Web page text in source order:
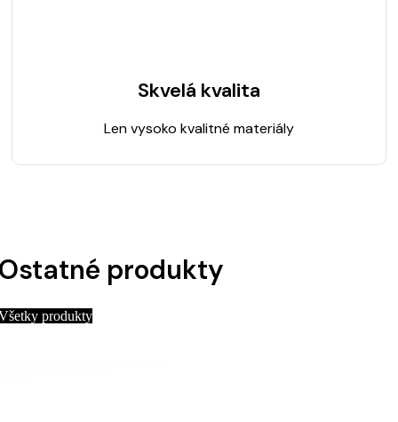
Skvelá kvalita
Len vysoko kvalitné materiály
produkty
produkty